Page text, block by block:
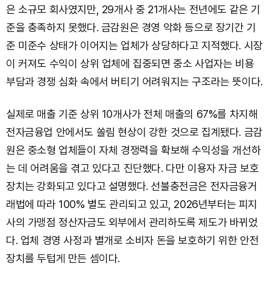
은 소규모 회사였지만, 29개사 중 21개사는 전년에도 같은 기
준을 충족하지 못했다. 금감원은 경영 악화 등으로 장기간 기
준 미준수 상태가 이어지는 업체가 상당하다고 지적했다. 시장
이 커져도 수익이 상위 업체에 집중되면 중소 사업자는 비용
부담과 경쟁 심화 속에서 버티기 어려워지는 구조라는 뜻이다.
실제로 매출 기준 상위 10개사가 전체 매출의 67%를 차지해
전자금융업 안에서도 쏠림 현상이 강한 것으로 집계됐다. 금감
원은 중소형 업체들이 자체 경쟁력을 확보해 수익성을 개선하
는 데 어려움을 겪고 있다고 진단했다. 다만 이용자 자금 보호
장치는 강화되고 있다고 설명했다. 선불충전금은 전자금융거
래법에 따라 100% 별도 관리되고 있고, 2026년부터는 피지
사의 가맹점 정산자금도 외부에서 관리하도록 제도가 바뀌었
다. 업체 경영 사정과 별개로 소비자 돈을 보호하기 위한 안전
장치를 두텁게 만든 셈이다.